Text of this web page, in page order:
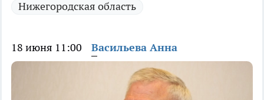
Нижегородская область
18 июня 11:00 Васильева Анна